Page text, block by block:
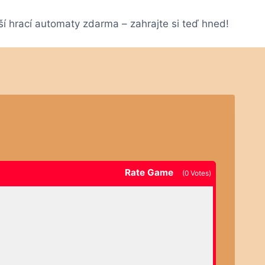
hrací automaty zdarma – zahrajte si teď hned!
Rate Game (0 Votes)